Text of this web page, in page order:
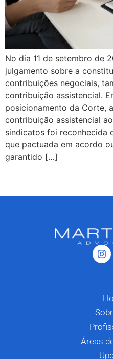
No dia 11 de setembro de
julgamento sobre a
contribuições negociais,
contribuição assistencial.
posicionamento da Corte,
contribuição assistencial
sindicatos foi reconhecida
que pactuada em acordo
garantido […]
Áreas